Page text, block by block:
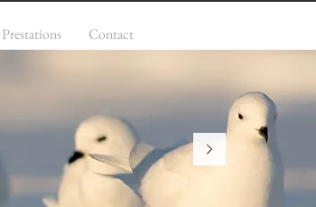
Prestations Contact